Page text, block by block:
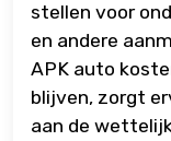
stellen voor
en andere
APK auto
blijven, zorgt
aan de